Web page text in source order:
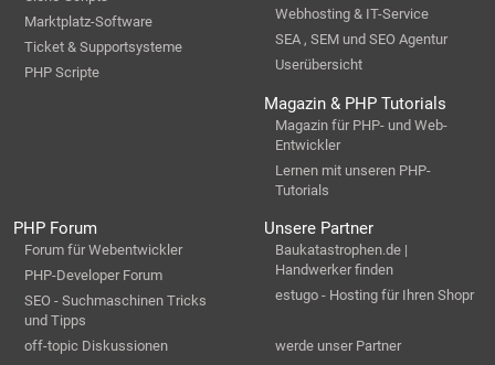
Marktplatz-Software
Ticket & Supportsysteme
PHP Scripte
Webhosting & IT-Service
SEA , SEM und SEO Agentur
Userübersicht
Magazin & PHP Tutorials
Magazin für PHP- und Web-
Entwickler
Lernen mit unseren PHP-
Tutorials
PHP Forum
Forum für Webentwickler
PHP-Developer Forum
SEO - Suchmaschinen Tricks
und Tipps
off-topic Diskussionen
Unsere Partner
Baukatastrophen.de |
Handwerker finden
estugo - Hosting für Ihren Shopr
werde unser Partner